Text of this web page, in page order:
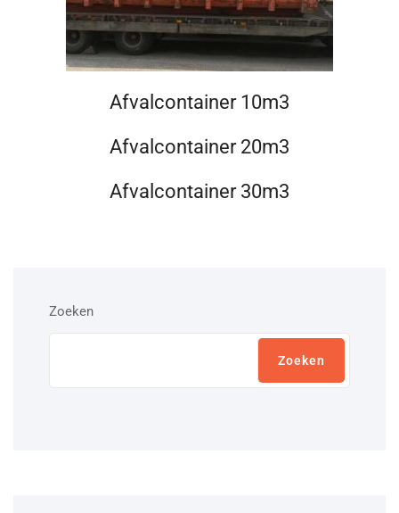
Afvalcontainer 10m3
Afvalcontainer 20m3
Afvalcontainer 30m3
Zoeken
Zoeken